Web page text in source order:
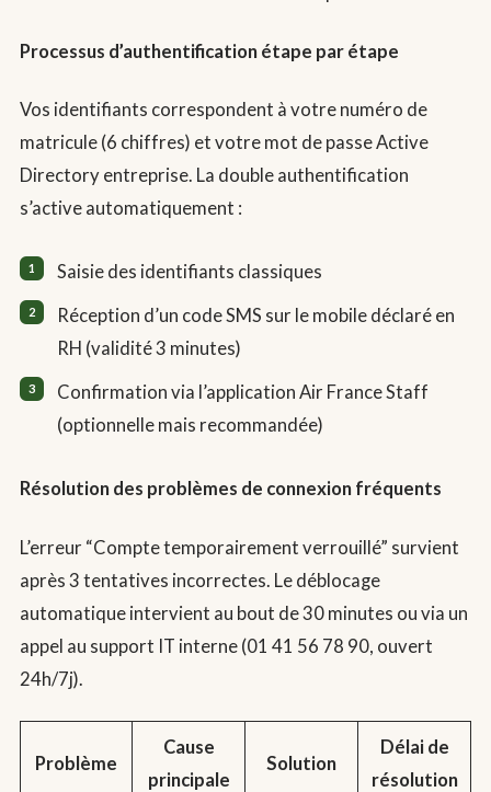
Processus d’authentification étape par étape
Vos identifiants correspondent à votre numéro de
matricule (6 chiffres) et votre mot de passe Active
Directory entreprise. La double authentification
s’active automatiquement :
Saisie des identifiants classiques
Réception d’un code SMS sur le mobile déclaré en
RH (validité 3 minutes)
Confirmation via l’application Air France Staff
(optionnelle mais recommandée)
Résolution des problèmes de connexion fréquents
L’erreur “Compte temporairement verrouillé” survient
après 3 tentatives incorrectes. Le déblocage
automatique intervient au bout de 30 minutes ou via un
appel au support IT interne (01 41 56 78 90, ouvert
24h/7j).
Problème
Cause
principale
Solution
Délai de
résolution